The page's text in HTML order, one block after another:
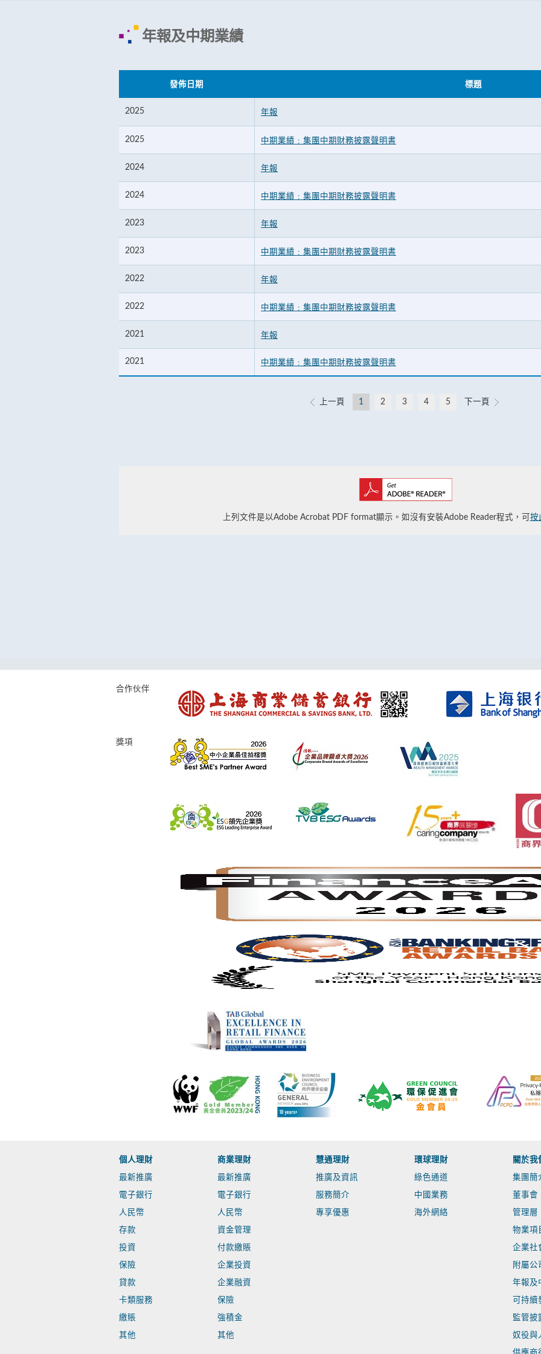
年報及中期業績
發佈日期 標題
2025 年報
2025 中期業績﹕集團中期財務披露聲明書
2024 年報
2024 中期業績﹕集團中期財務披露聲明書
2023 年報
2023 中期業績﹕集團中期財務披露聲明書
2022 年報
2022 中期業績﹕集團中期財務披露聲明書
2021 年報
2021 中期業績﹕集團中期財務披露聲明書
上一頁 1 2 3 4 5 下一頁
上列文件是以Adobe Acrobat PDF format顯示。如沒有安裝Adobe Reader程式，可 按
合作伙伴
獎項
個人理財
最新推廣
電子銀行
人民幣
存款
投資
保險
貸款
卡類服務
繳賬
其他
商業理財
最新推廣
電子銀行
人民幣
資金管理
付款繳賬
企業投資
企業融資
保險
強積金
其他
慧通理財
推廣及資訊
服務簡介
專享優惠
環球理財
綠色通道
中國業務
海外網絡
關於我
集團簡
董事會
管理層
物業項
企業社
附屬公
年報及
可持續
監管披
奴役與